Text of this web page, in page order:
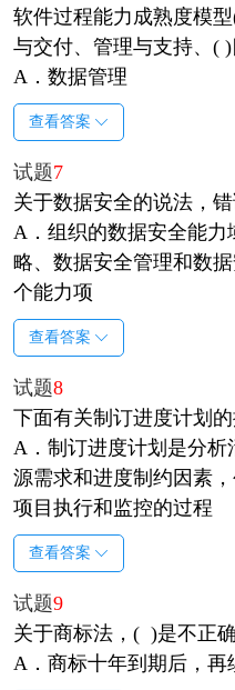
软件过程能力成熟度模
与交付、管理与支持、( )
A．数据管理
查看答案
试题7
关于数据安全的说法，错
A．组织的数据安全能力
略、数据安全管理和数
个能力项
查看答案
试题8
下面有关制订进度计划
A．制订进度计划是分
源需求和进度制约因素
项目执行和监控的过程
查看答案
试题9
关于商标法，( )是不正确
A．商标十年到期后，再